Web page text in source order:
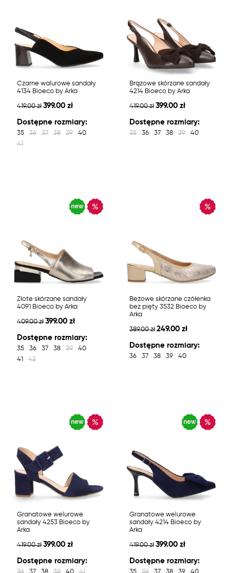
Czarne walurowe sandały
4134 Bioeco by Arka
419.00 zł 399.00 zł
Dostępne rozmiary:
35 36 37 38 39
40
41
Brązowe skórzane sandały
4214 Bioeco by Arka
419.00 zł 399.00 zł
Dostępne rozmiary:
35 36 37 38 39 40
Złote skórzane sandały
4091 Bioeco by Arka
409.00 zł 399.00 zł
Dostępne rozmiary:
35 36 37 38 39
40
41
42
Beżowe skórzane czółenka
bez pięty 3532 Bioeco by
Arka
389.00 zł 249.00 zł
Dostępne rozmiary:
36 37 38 39 40
Granatowe welurowe
sandały 4253 Bioeco by
Arka
419.00 zł 399.00 zł
Dostępne rozmiary:
Granatowe welurowe
sandały 4214 Bioeco by
Arka
419.00 zł 399.00 zł
Dostępne rozmiary: